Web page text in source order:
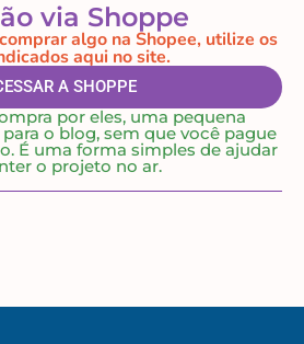
via Shoppe
algo na Shopee, utilize os
aqui no site.
A SHOPPE
por eles, uma pequena
o blog, sem que você pague
É uma forma simples de ajudar
o projeto no ar.